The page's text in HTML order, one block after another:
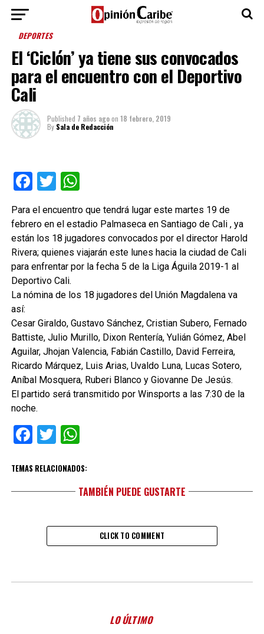
DEPORTES
El ‘Ciclón’ ya tiene sus convocados
para el encuentro con el Deportivo
Cali
Published 7 años agoon 18 febrero, 2019
By Sala de Redacción
Facebook
TwitterWhatsApp
Para el encuentro que tendrá lugar este martes 19 de
febrero en el estadio Palmaseca en Santiago de Cali , ya
están los 18 jugadores convocados por el director Harold
Rivera; quienes viajarán este lunes hacia la ciudad de Cali
para enfrentar por la fecha 5 de la Liga Águila 2019-1 al
Deportivo Cali.
La nómina de los 18 jugadores del Unión Magdalena va
así:
Cesar Giraldo, Gustavo Sánchez, Cristian Subero, Fernado
Battiste, Julio Murillo, Dixon Rentería, Yulián Gómez, Abel
Aguilar, Jhojan Valencia, Fabián Castillo, David Ferreira,
Ricardo Márquez, Luis Arias, Uvaldo Luna, Lucas Sotero,
Aníbal Mosquera, Ruberi Blanco y Giovanne De Jesús.
El partido será transmitido por Winsports a las 7:30 de la
noche.
Facebook
TwitterWhatsApp
TEMAS RELACIONADOS:
TAMBIÉN PUEDE GUSTARTE
CLICK TO COMMENT
LO ÚLTIMO